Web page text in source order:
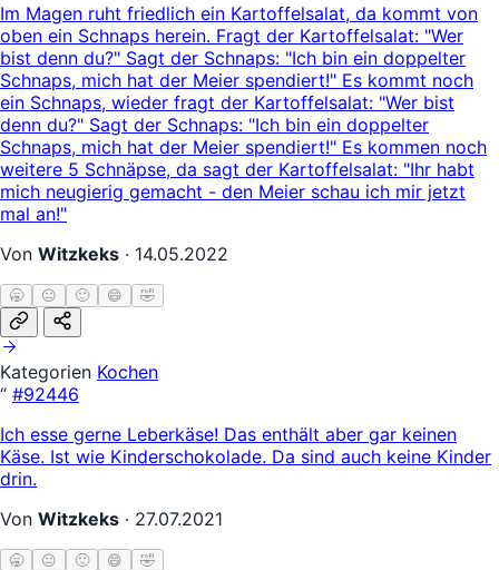
Im Magen ruht friedlich ein Kartoffelsalat, da kommt von
oben ein Schnaps herein. Fragt der Kartoffelsalat: "Wer
bist denn du?" Sagt der Schnaps: "Ich bin ein doppelter
Schnaps, mich hat der Meier spendiert!" Es kommt noch
ein Schnaps, wieder fragt der Kartoffelsalat: "Wer bist
denn du?" Sagt der Schnaps: "Ich bin ein doppelter
Schnaps, mich hat der Meier spendiert!" Es kommen noch
weitere 5 Schnäpse, da sagt der Kartoffelsalat: "Ihr habt
mich neugierig gemacht - den Meier schau ich mir jetzt
mal an!"
Von Witzkeks · 14.05.2022
🥱 😐 🙂 😄 🤣
Kategorien Kochen
“ #92446
Ich esse gerne Leberkäse! Das enthält aber gar keinen
Käse. Ist wie Kinderschokolade. Da sind auch keine Kinder
drin.
Von Witzkeks · 27.07.2021
🥱 😐 🙂 😄 🤣